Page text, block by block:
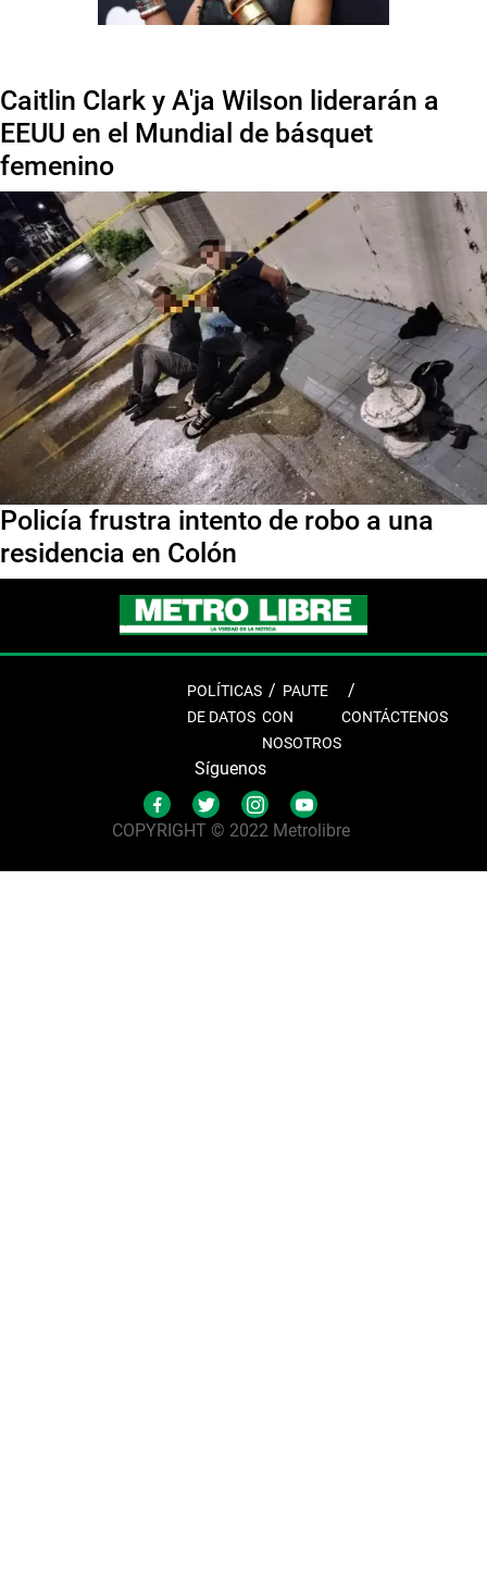
Caitlin Clark y A'ja Wilson liderarán a
EEUU en el Mundial de básquet
femenino
Policía frustra intento de robo a una
residencia en Colón
POLÍTICAS
DE DATOS
PAUTE
CON
NOSOTROS
CONTÁCTENOS
Síguenos
COPYRIGHT © 2022 Metrolibre